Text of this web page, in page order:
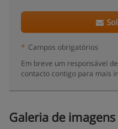
* Campos obrigatórios
Em breve um responsável
contacto contigo para mais
Galeria de imagens